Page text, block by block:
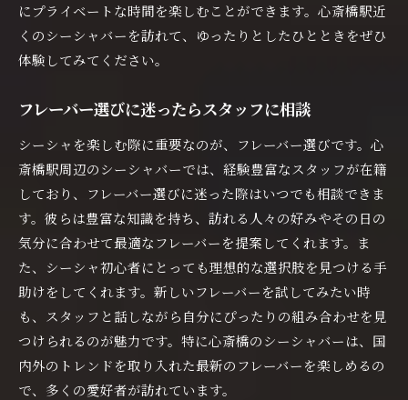
新しいフレーバーが楽しめる心斎橋のシーシャ名店
最新のフレーバートレンドを紹介
新しい味を発見できるシーシャバー
心斎橋のシーシャバーで味覚の冒険
心斎橋でシーシャを楽しむための初心者ガイド
シーシャ初心者のための基本知識
心斎橋駅近くで初めてのシーシャ体験
実際に試してみたいおすすめフレーバー
初心者向けシーシャバーの選び方
心斎橋のシーシャ文化を理解する
初めてでも安心して通えるシーシャバー紹介
にプライベートな時間を楽しむことができます。心斎橋駅近
くのシーシャバーを訪れて、ゆったりとしたひとときをぜひ
体験してみてください。
フレーバー選びに迷ったらスタッフに相談
シーシャを楽しむ際に重要なのが、フレーバー選びです。心
斎橋駅周辺のシーシャバーでは、経験豊富なスタッフが在籍
しており、フレーバー選びに迷った際はいつでも相談できま
す。彼らは豊富な知識を持ち、訪れる人々の好みやその日の
気分に合わせて最適なフレーバーを提案してくれます。ま
た、シーシャ初心者にとっても理想的な選択肢を見つける手
助けをしてくれます。新しいフレーバーを試してみたい時
も、スタッフと話しながら自分にぴったりの組み合わせを見
つけられるのが魅力です。特に心斎橋のシーシャバーは、国
内外のトレンドを取り入れた最新のフレーバーを楽しめるの
で、多くの愛好者が訪れています。